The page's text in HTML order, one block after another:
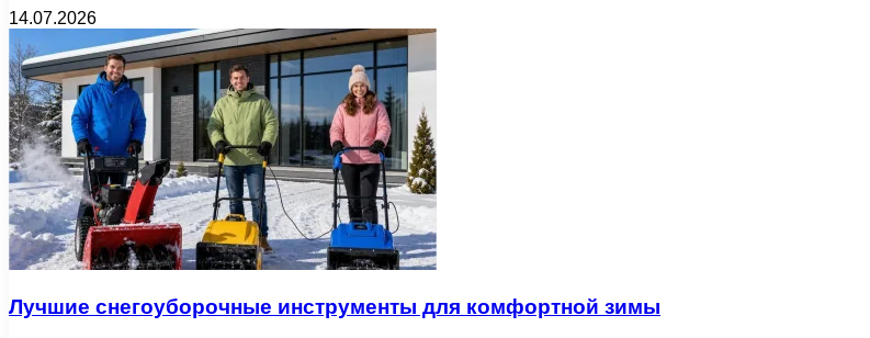
14.07.2026
Лучшие снегоуборочные инструменты для комфортной зимы